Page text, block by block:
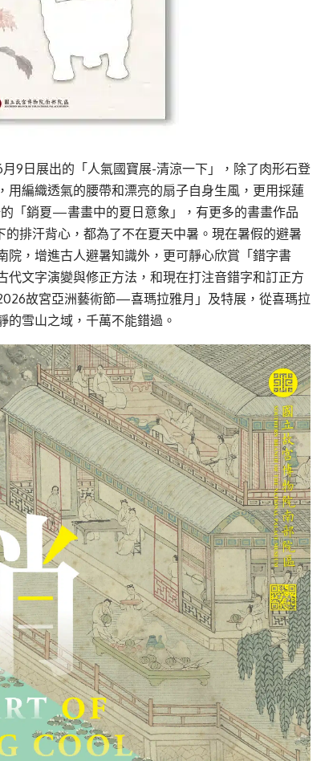
9日展出的「人氣國寶展-清涼一下」，除了肉形石登
編織透氣的腰帶和漂亮的扇子自身生風，更用採蓮
「銷夏—書畫中的夏日意象 」， 有更多的書畫作品
的排汗背心，都為了不在夏天中暑。現在暑假的避暑
院，增進古人避暑知識外，更可靜心欣賞「錯字書
代文字演變與修正方法，和現在打注音錯字和訂正方
故宮亞洲藝術節—喜瑪拉雅月 」 及特展，從喜瑪拉
的雪山之域，千萬不能錯過。